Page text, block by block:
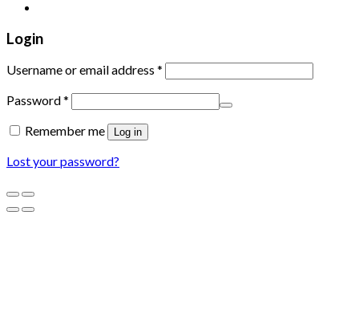
Login
Username or email address *
Password*
Remember me
Log in
Lost your password?